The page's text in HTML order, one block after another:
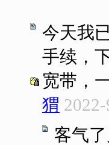
今天我
手续，
宽带，
猬
客气